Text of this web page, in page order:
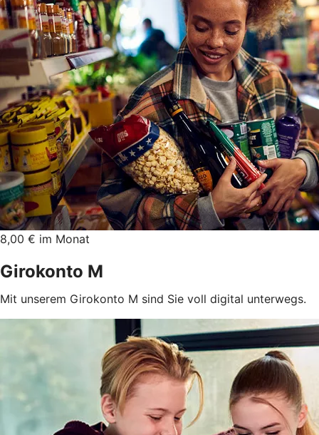
8,00 € im Monat
Girokonto M
Mit unserem Girokonto M sind Sie voll digital unterwegs.